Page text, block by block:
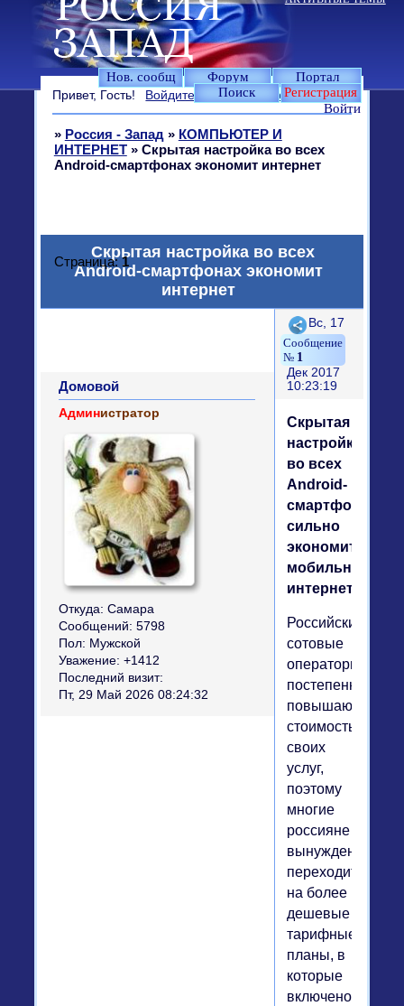
Нов. сообщ Форум
Портал
Поиск
Регистрация
Войти
Привет, Гость! Войдите илизарегистрируйтесь.
» Россия - Запад » КОМПЬЮТЕР И
ИНТЕРНЕТ » Скрытая настройка во всех
Android-смартфонах экономит интернет
Скрытая настройка во всех
Android-смартфонах экономит
интернет
Страница:1
Поделиться
1
Вс, 17
Дек 2017
10:23:19
Домовой
Администратор
Откуда: Самара
Сообщений: 5798
Пол: Мужской
Уважение: +1412
Последний визит:
Пт, 29 Май 2026 08:24:32
Скрытая
настройка
во всех
Android-
смартфонах
сильно
экономит
мобильный
интернет
Российские
сотовые
операторы
постепенно
повышают
стоимость
своих
услуг,
поэтому
многие
россияне
вынуждены
переходить
на более
дешевые
тарифные
планы, в
которые
включено